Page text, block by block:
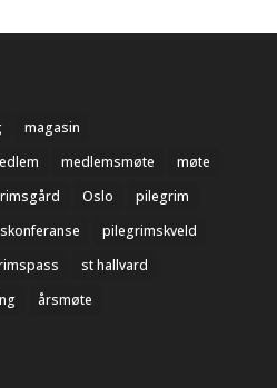
magasin
medlemsmøte
møte
Oslo
pilegrim
pilegrimskveld
st hallvard
årsmøte